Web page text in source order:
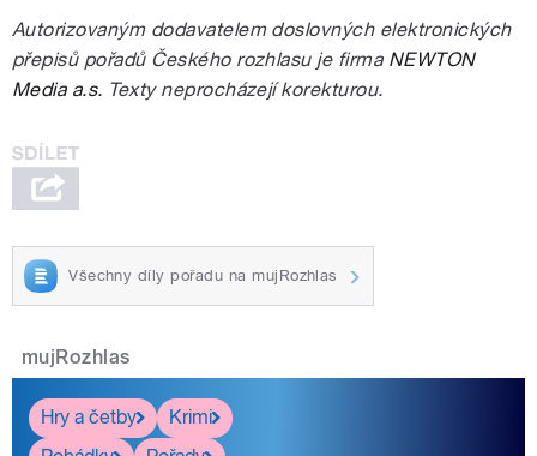
Autorizovaným dodavatelem doslovných elektronických
přepisů pořadů Českého rozhlasu je firma NEWTON
Media a.s. Texty neprocházejí korekturou.
Všechny díly pořadu na mujRozhlas
mujRozhlas
Hry a četby
Krimi